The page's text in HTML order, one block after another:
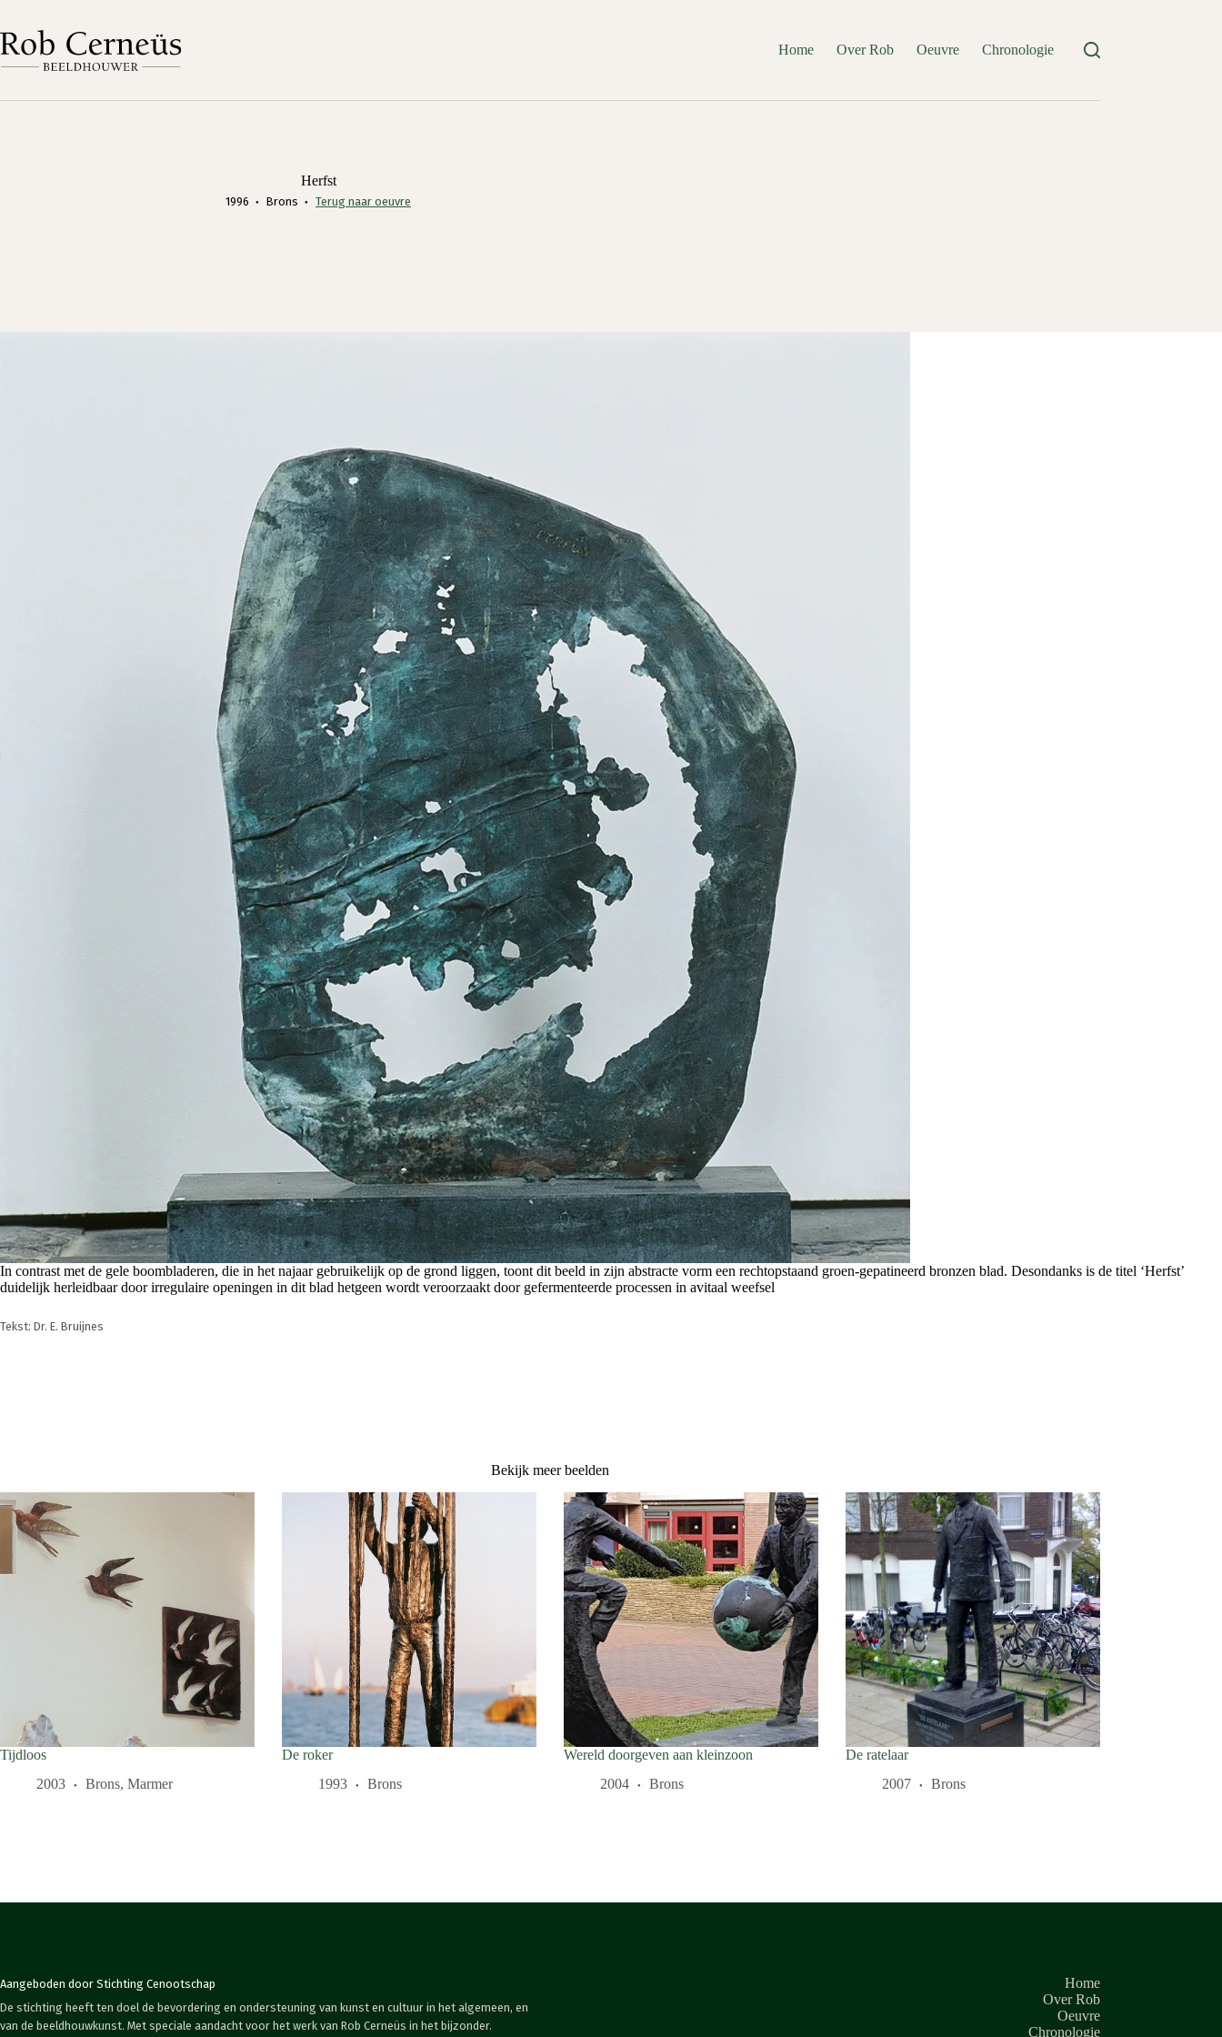
de
inhoud
Home Over Rob Oeuvre Chronologie
Herfst
1996 Brons Terug naar oeuvre
In contrast met de gele boombladeren, die in het najaar gebruikelijk op de grond liggen, toont dit beeld in zijn abstracte vorm een rechtopstaand groen-gepatineerd bronzen blad. Desondanks is de titel ‘Herfst’
duidelijk herleidbaar door irregulaire openingen in dit blad hetgeen wordt veroorzaakt door gefermenteerde processen in avitaal weefsel
Tekst: Dr. E. Bruijnes
Bekijk meer beelden
Tijdloos
2003
Brons, Marmer
De roker
1993
Brons
Wereld doorgeven aan kleinzoon
2004
Brons
De ratelaar
2007
Brons
Aangeboden door Stichting Cenootschap
De stichting heeft ten doel de bevordering en ondersteuning van kunst en cultuur in het algemeen, en
van de beeldhouwkunst. Met speciale aandacht voor het werk van Rob Cerneüs in het bijzonder.
Home
Over Rob
Oeuvre
Chronologie